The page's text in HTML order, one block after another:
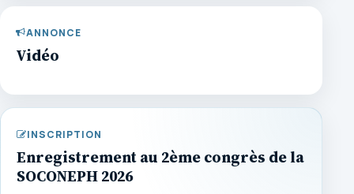
ANNONCE
Vidéo
INSCRIPTION
Enregistrement au 2ème congrès de la
SOCONEPH 2026